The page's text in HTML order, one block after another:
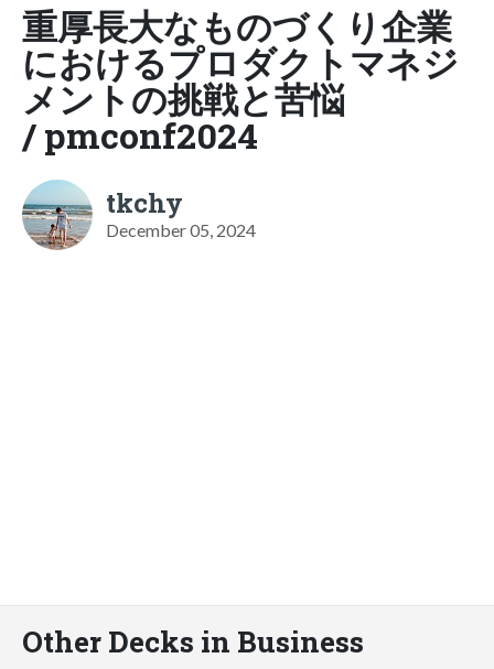
重厚長大なものづくり企業
におけるプロダクトマネジ
メントの挑戦と苦悩
/ pmconf2024
tkchy
December 05, 2024
Other Decks in Business